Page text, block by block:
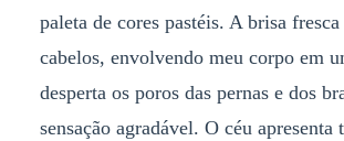
paleta de cores pastéis. A brisa
cabelos, envolvendo meu corpo em
desperta os poros das pernas e dos
sensação agradável. O céu apresenta